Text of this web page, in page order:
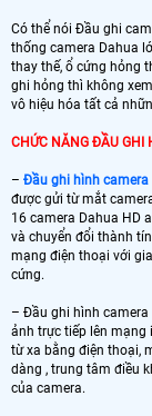
Có thể nói Đầu ghi
thống camera Dahua
thay thế, ổ cứng hỏng
ghi hỏng thì không
vô hiệu hóa tất cả
CHỨC NĂNG ĐẦU GHI
– Đầu ghi hình camera
được gửi từ mắt
16 camera Dahua HD
và chuyển đổi thành
mạng điện thoại với
cứng.
– Đầu ghi hình camera
ảnh trực tiếp lên mạng
từ xa bằng điện thoại,
dàng , trung tâm điều
của camera.